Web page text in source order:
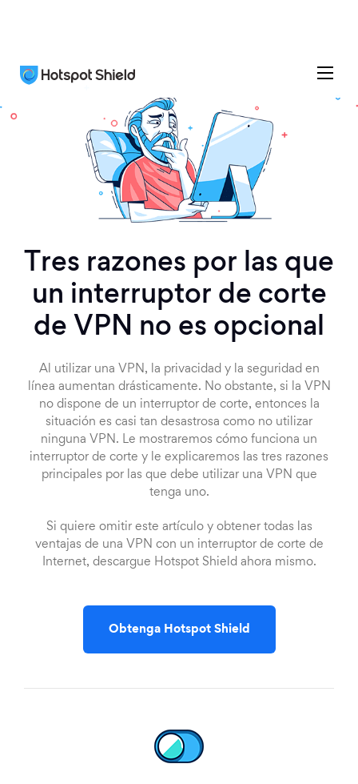
Tres razones por las que
un interruptor de corte
de VPN no es opcional
Al utilizar una VPN, la privacidad y la seguridad en
línea aumentan drásticamente. No obstante, si la VPN
no dispone de un interruptor de corte, entonces la
situación es casi tan desastrosa como no utilizar
ninguna VPN. Le mostraremos cómo funciona un
interruptor de corte y le explicaremos las tres razones
principales por las que debe utilizar una VPN que
tenga uno.
Si quiere omitir este artículo y obtener todas las
ventajas de una VPN con un interruptor de corte de
Internet, descargue Hotspot Shield ahora mismo.
Obtenga Hotspot Shield